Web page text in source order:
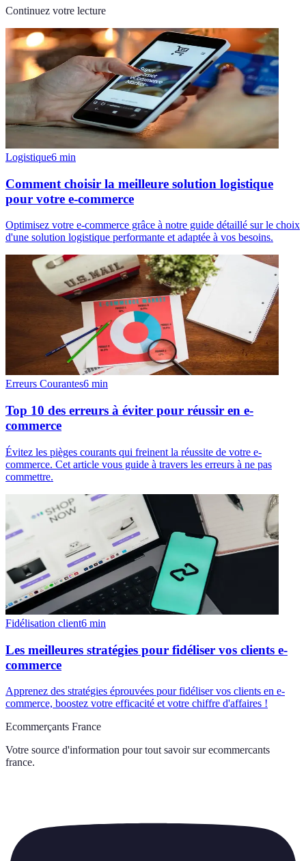
Continuez votre lecture
Logistique6 min
Comment choisir la meilleure solution logistique
pour votre e-commerce
Optimisez votre e-commerce grâce à notre guide détaillé sur le choix
d'une solution logistique performante et adaptée à vos besoins.
Erreurs Courantes6 min
Top 10 des erreurs à éviter pour réussir en e-
commerce
Évitez les pièges courants qui freinent la réussite de votre e-
commerce. Cet article vous guide à travers les erreurs à ne pas
commettre.
Fidélisation client6 min
Les meilleures stratégies pour fidéliser vos clients e-
commerce
Apprenez des stratégies éprouvées pour fidéliser vos clients en e-
commerce, boostez votre efficacité et votre chiffre d'affaires !
Ecommerçants France
Votre source d'information pour tout savoir sur ecommercants
france.